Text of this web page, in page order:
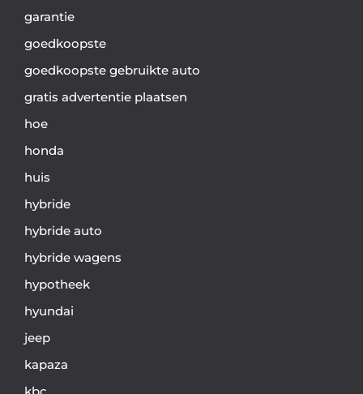
garantie
goedkoopste
goedkoopste gebruikte auto
gratis advertentie plaatsen
hoe
honda
huis
hybride
hybride auto
hybride wagens
hypotheek
hyundai
jeep
kapaza